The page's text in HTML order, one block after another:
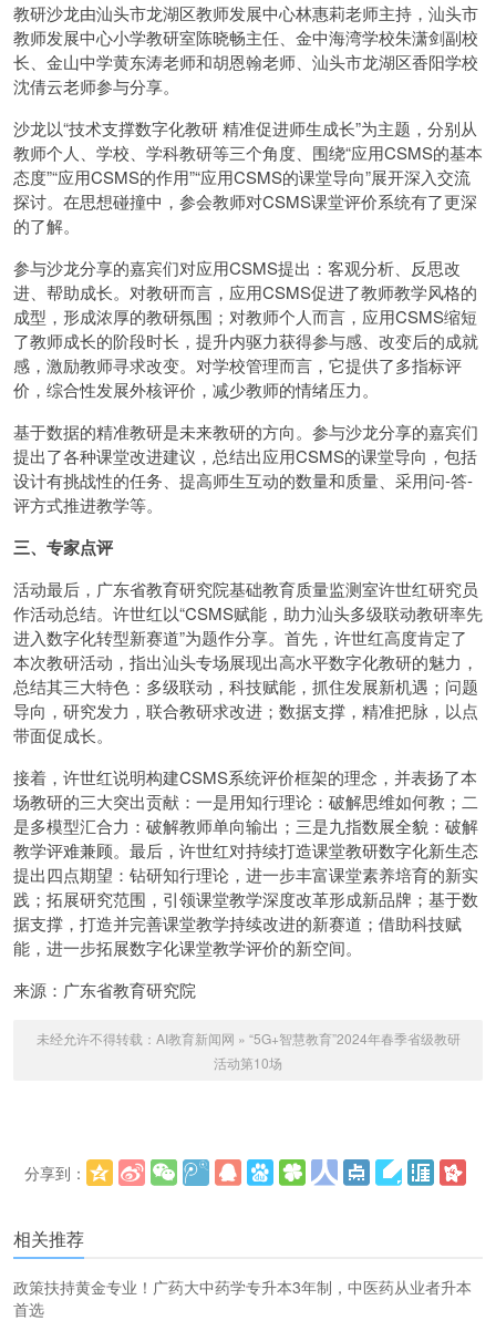
教研沙龙由汕头市龙湖区教师发展中心林惠莉老师主持，汕头市
教师发展中心小学教研室陈晓畅主任、金中海湾学校朱潇剑副校
长、金山中学黄东涛老师和胡恩翰老师、汕头市龙湖区香阳学校
沈倩云老师参与分享。
沙龙以“技术支撑数字化教研 精准促进师生成长”为主题，分别从
教师个人、学校、学科教研等三个角度、围绕“应用CSMS的基本
态度”“应用CSMS的作用”“应用CSMS的课堂导向”展开深入交流
探讨。在思想碰撞中，参会教师对CSMS课堂评价系统有了更深
的了解。
参与沙龙分享的嘉宾们对应用CSMS提出：客观分析、反思改
进、帮助成长。对教研而言，应用CSMS促进了教师教学风格的
成型，形成浓厚的教研氛围；对教师个人而言，应用CSMS缩短
了教师成长的阶段时长，提升内驱力获得参与感、改变后的成就
感，激励教师寻求改变。对学校管理而言，它提供了多指标评
价，综合性发展外核评价，减少教师的情绪压力。
基于数据的精准教研是未来教研的方向。参与沙龙分享的嘉宾们
提出了各种课堂改进建议，总结出应用CSMS的课堂导向，包括
设计有挑战性的任务、提高师生互动的数量和质量、采用问-答-
评方式推进教学等。
三、专家点评
活动最后，广东省教育研究院基础教育质量监测室许世红研究员
作活动总结。许世红以“CSMS赋能，助力汕头多级联动教研率先
进入数字化转型新赛道”为题作分享。首先，许世红高度肯定了
本次教研活动，指出汕头专场展现出高水平数字化教研的魅力，
总结其三大特色：多级联动，科技赋能，抓住发展新机遇；问题
导向，研究发力，联合教研求改进；数据支撑，精准把脉，以点
带面促成长。
接着，许世红说明构建CSMS系统评价框架的理念，并表扬了本
场教研的三大突出贡献：一是用知行理论：破解思维如何教；二
是多模型汇合力：破解教师单向输出；三是九指数展全貌：破解
教学评难兼顾。最后，许世红对持续打造课堂教研数字化新生态
提出四点期望：钻研知行理论，进一步丰富课堂素养培育的新实
践；拓展研究范围，引领课堂教学深度改革形成新品牌；基于数
据支撑，打造并完善课堂教学持续改进的新赛道；借助科技赋
能，进一步拓展数字化课堂教学评价的新空间。
来源：广东省教育研究院
未经允许不得转载： AI教育新闻网 » “5G+智慧教育”2024年春季省级教研
活动第10场
分享到：
相关推荐
政策扶持黄金专业！广药大中药学专升本3年制，中医药从业者升本
首选